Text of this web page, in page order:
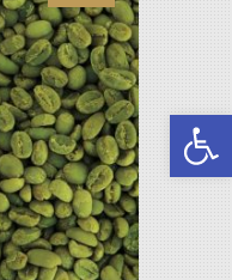
פתח סרגל